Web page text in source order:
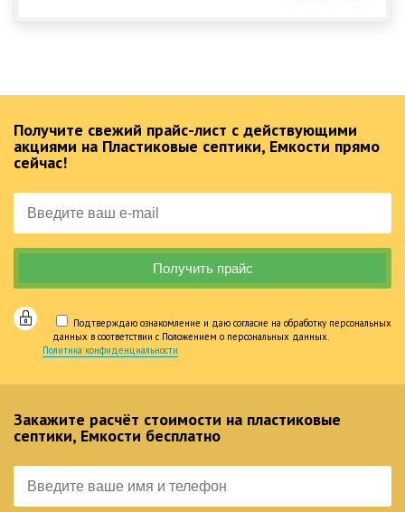
Получите свежий прайс-лист с действующими
акциями на Пластиковые септики, Емкости прямо
сейчас!
Подтверждаю ознакомление и даю согласие на обработку персональных
данных в соответствии с Положением о персональных данных.
Политика конфиденциальности
Закажите расчёт стоимости на пластиковые
септики, Емкости бесплатно